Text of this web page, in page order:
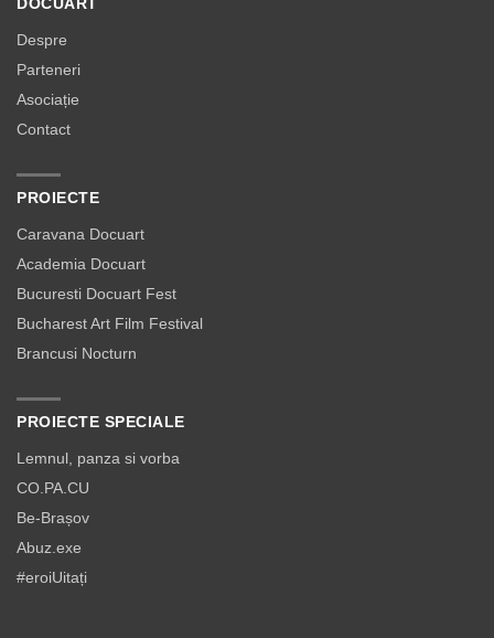
Despre
Parteneri
Asociație
Contact
PROIECTE
Caravana Docuart
Academia Docuart
Bucuresti Docuart Fest
Bucharest Art Film Festival
Brancusi Nocturn
PROIECTE SPECIALE
Lemnul, panza si vorba
CO.PA.CU
Be-Brașov
Abuz.exe
#eroiUitați